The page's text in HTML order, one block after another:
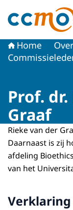
Naar de
Home
Prof.
Graaf
Rieke van der
Daarnaast is zij
afdeling
van het